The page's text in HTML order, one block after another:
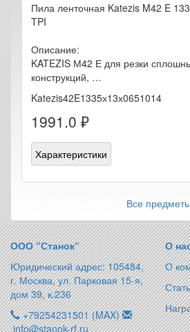
Пила ленточная Katezis M42 E
TPI
Описание:
KATEZIS М42 Е для резки
конструкций, …
Katezis42E1335х13х0651014
1991.0 ₽
Характеристики
Все
ООО “Станок“
Юридический адрес: 105484,
г. Москва, ул. Парковая 15-я,
дом 39, к.236
+79254231501 (MAX)
info@stanok-rf.ru
О
О